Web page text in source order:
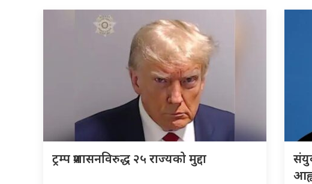
ट्रम्प प्रशासनविरुद्ध २५ राज्यको मुद्दा